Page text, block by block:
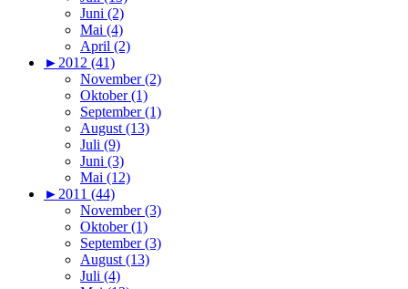
Juni (2)
Mai (4)
April (2)
►2012 (41)
November (2)
Oktober (1)
September (1)
August (13)
Juli (9)
Juni (3)
Mai (12)
►2011 (44)
November (3)
Oktober (1)
September (3)
August (13)
Juli (4)